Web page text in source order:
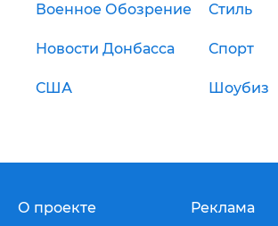
Военное Обозрение Стиль
Новости Донбасса Спорт
США Шоубиз
О проекте Реклама